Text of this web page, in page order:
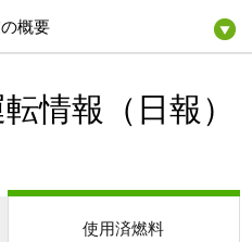
概要
情報（日報）
使用済燃料